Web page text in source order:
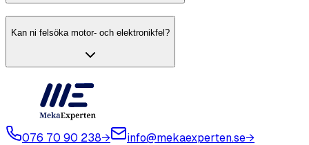
Kan ni felsöka motor- och elektronikfel?
076 70 90 238→ info@mekaexperten.se→